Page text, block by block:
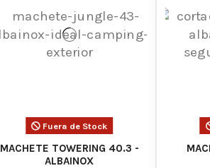
Fuera de Stock
MACHETE TOWERING 40.3 -
ALBAINOX